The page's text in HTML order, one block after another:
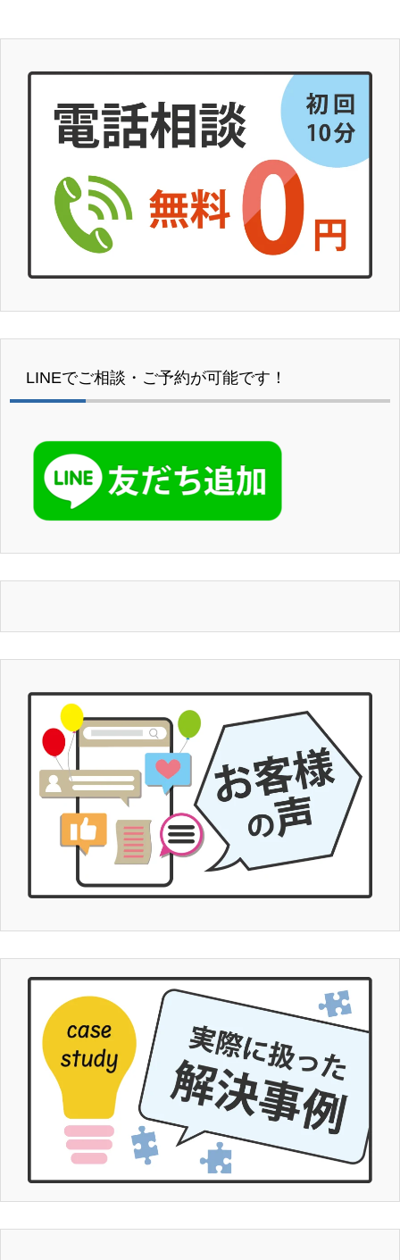
LINEでご相談・ご予約が可能です！